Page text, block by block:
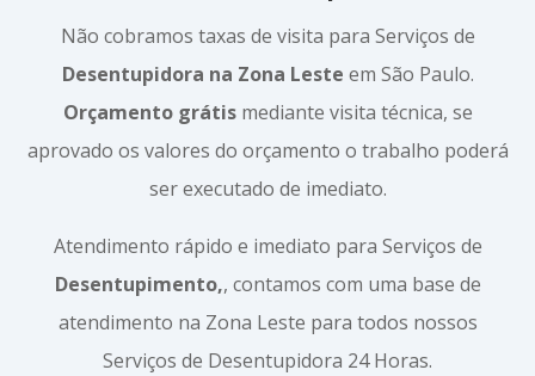
Não cobramos taxas de visita para Serviços de
Desentupidora na Zona Leste em São Paulo.
Orçamento grátismediante visita técnica, se
aprovado os valores do orçamento o trabalho poderá
ser executado de imediato.
Atendimento rápido e imediato para Serviços de
Desentupimento,, contamos com uma base de
atendimento na Zona Leste para todos nossos
Serviços de Desentupidora 24 Horas.